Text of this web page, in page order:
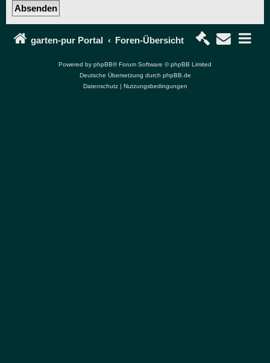
garten-pur Portal Foren-Übersicht
Powered by phpBB® Forum Software © phpBB Limited
Deutsche Übersetzung durch phpBB.de
Datenschutz| Nutzungsbedingungen